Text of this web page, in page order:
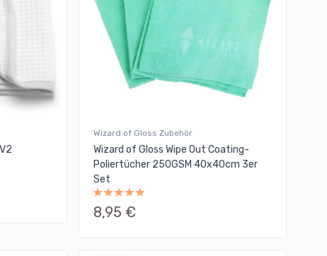
Wizard of Gloss Zubehör
Wizard of Gloss Wipe Out Coating-
Poliertücher 250GSM 40x40cm 3er
Set
8,95 €